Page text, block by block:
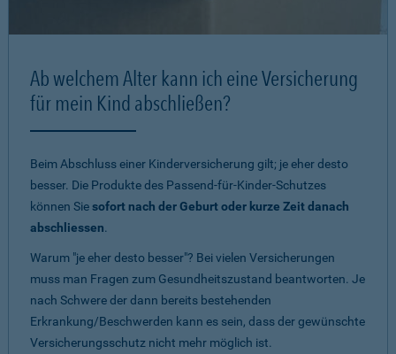
Ab welchem Alter kann ich eine Versicherung
für mein Kind abschließen?
Beim Abschluss einer Kinderversicherung gilt; je eher desto
besser. Die Produkte des Passend-für-Kinder-Schutzes
können Siesofort nach der Geburt oder kurze Zeit danach
abschliessen.
Warum "je eher desto besser"? Bei vielen Versicherungen
muss man Fragen zum Gesundheitszustand beantworten. Je
nach Schwere der dann bereits bestehenden
Erkrankung/Beschwerden kann es sein, dass der gewünschte
Versicherungsschutz nicht mehr möglich ist.